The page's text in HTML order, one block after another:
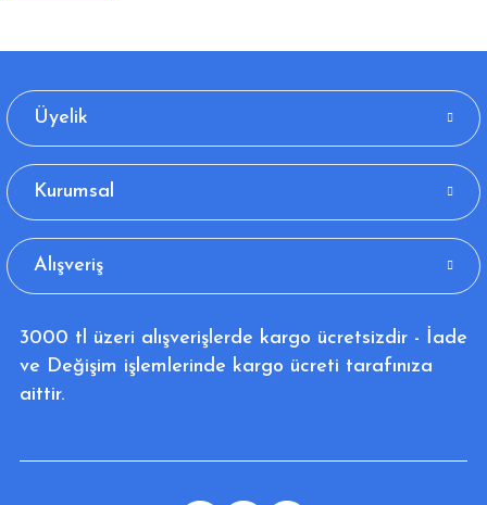
Üyelik
Kurumsal
Alışveriş
3000 tl üzeri alışverişlerde kargo ücretsizdir - İade
ve Değişim işlemlerinde kargo ücreti tarafınıza
aittir.